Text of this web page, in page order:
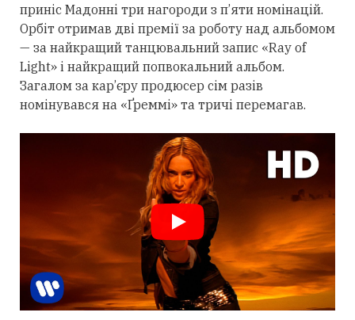
приніс Мадонні три нагороди з п’яти номінацій.
Орбіт отримав дві премії за роботу над альбомом
— за найкращий танцювальний запис «Ray of
Light» і найкращий попвокальний альбом.
Загалом за кар’єру продюсер сім разів
номінувався на «Ґреммі» та тричі перемагав.